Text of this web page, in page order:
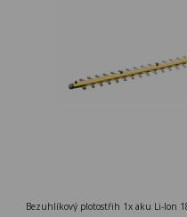
Bezuhlíkový plotostřih 1x aku Li-Ion